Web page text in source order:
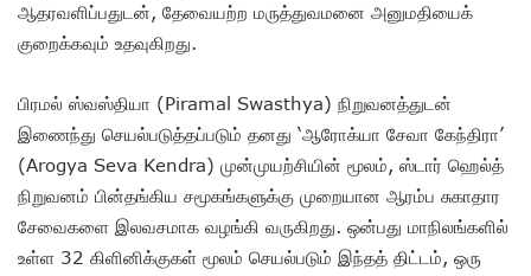
ஆதரவளிப்பதுடன், தேவையற்ற மருத்துவமனை அனுமதியைக்
குறைக்கவும் உதவுகிறது.
பிரமல் ஸ்வஸ்தியா (Piramal Swasthya) நிறுவனத்துடன்
இணைந்து செயல்படுத்தப்படும் தனது ‘ஆரோக்யா சேவா கேந்திரா’
(Arogya Seva Kendra) முன்முயற்சியின் மூலம், ஸ்டார் ஹெல்த்
நிறுவனம் பின்தங்கிய சமூகங்களுக்கு முறையான ஆரம்ப சுகாதார
சேவைகளை இலவசமாக வழங்கி வருகிறது. ஒன்பது மாநிலங்களில்
உள்ள 32 கிளினிக்குகள் மூலம் செயல்படும் இந்தத் திட்டம், ஒரு